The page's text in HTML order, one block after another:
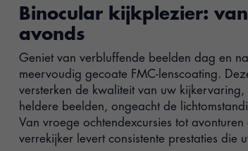
Binocular kijkplezier: van
avonds
Geniet van verbluffende beelden dag en
meervoudig gecoate FMC-lenscoating.
versterken de kwaliteit van uw
heldere beelden, ongeacht de
Van vroege ochtendexcursies tot
verrekijker levert consistente prestaties die